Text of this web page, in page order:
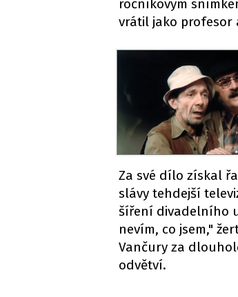
ročníkovým
vrátil jako profesor
Za své dílo získal
slávy tehdejší
šíření divadelního
nevím, co jsem,"
Vančury za
odvětví.